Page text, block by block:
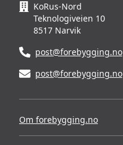
KoRus-Nord
Teknologiveien 10
8517 Narvik
post@forebygging.no
post@forebygging.no
Om forebygging.no